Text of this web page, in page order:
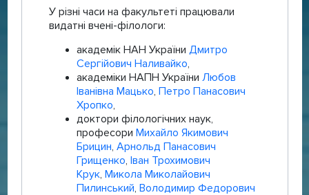
У різні часи на факультеті працювали
видатні вчені-філологи:
академік НАН України Дмитро
Сергійович Наливайко,
академіки НАПН України Любов
Іванівна Мацько, Петро Панасович
Хропко,
доктори філологічних наук,
професори Михайло Якимович
Брицин, Арнольд Панасович
Грищенко, Іван Трохимович
Крук, Микола Миколайович
Пилинський, Володимир Федорович